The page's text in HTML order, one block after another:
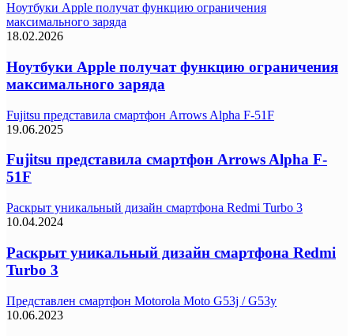
Ноутбуки Apple получат функцию ограничения
максимального заряда
18.02.2026
Ноутбуки Apple получат функцию ограничения
максимального заряда
Fujitsu представила смартфон Arrows Alpha F-51F
19.06.2025
Fujitsu представила смартфон Arrows Alpha F-
51F
Раскрыт уникальный дизайн смартфона Redmi Turbo 3
10.04.2024
Раскрыт уникальный дизайн смартфона Redmi
Turbo 3
Представлен смартфон Motorola Moto G53j / G53y
10.06.2023